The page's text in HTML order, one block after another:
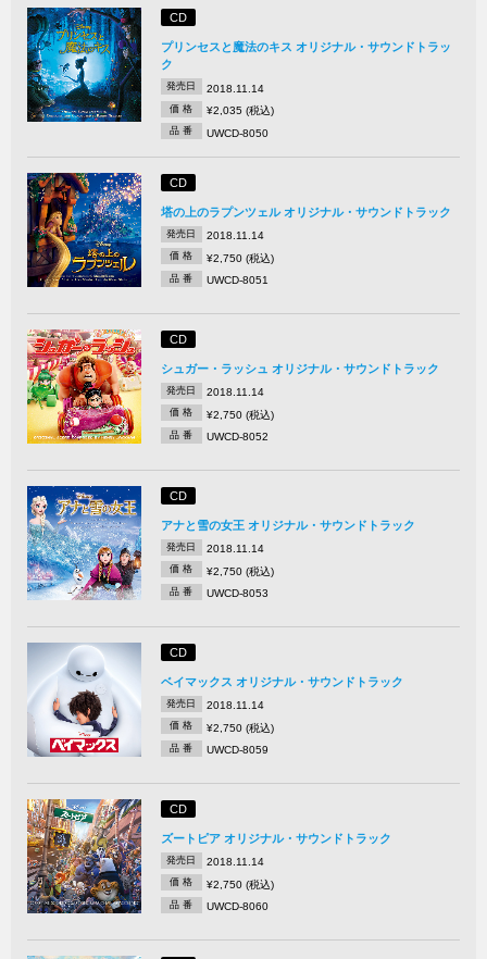
CD
プリンセスと魔法のキス オリジナル・サウンドトラッ
ク
発売日 2018.11.14
価 格 ¥2,035 (税込)
品 番 UWCD-8050
CD
塔の上のラプンツェル オリジナル・サウンドトラック
発売日 2018.11.14
価 格 ¥2,750 (税込)
品 番 UWCD-8051
CD
シュガー・ラッシュ オリジナル・サウンドトラック
発売日 2018.11.14
価 格 ¥2,750 (税込)
品 番 UWCD-8052
CD
アナと雪の女王 オリジナル・サウンドトラック
発売日 2018.11.14
価 格 ¥2,750 (税込)
品 番 UWCD-8053
CD
ベイマックス オリジナル・サウンドトラック
発売日 2018.11.14
価 格 ¥2,750 (税込)
品 番 UWCD-8059
CD
ズートピア オリジナル・サウンドトラック
発売日 2018.11.14
価 格 ¥2,750 (税込)
品 番 UWCD-8060